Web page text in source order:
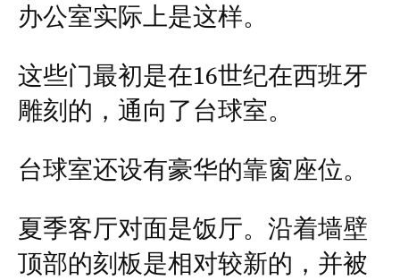
办公室实际上是这样。
这些门最初是在16世纪在西班牙
雕刻的，通向了台球室。
台球室还设有豪华的靠窗座位。
夏季客厅对面是饭厅。沿着墙壁
顶部的刻板是相对较新的，并被